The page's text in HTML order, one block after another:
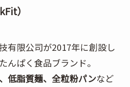
）
有限公司が2017年に創設し
んぱく食品ブランド。
低脂質麺、全粒粉パンなど